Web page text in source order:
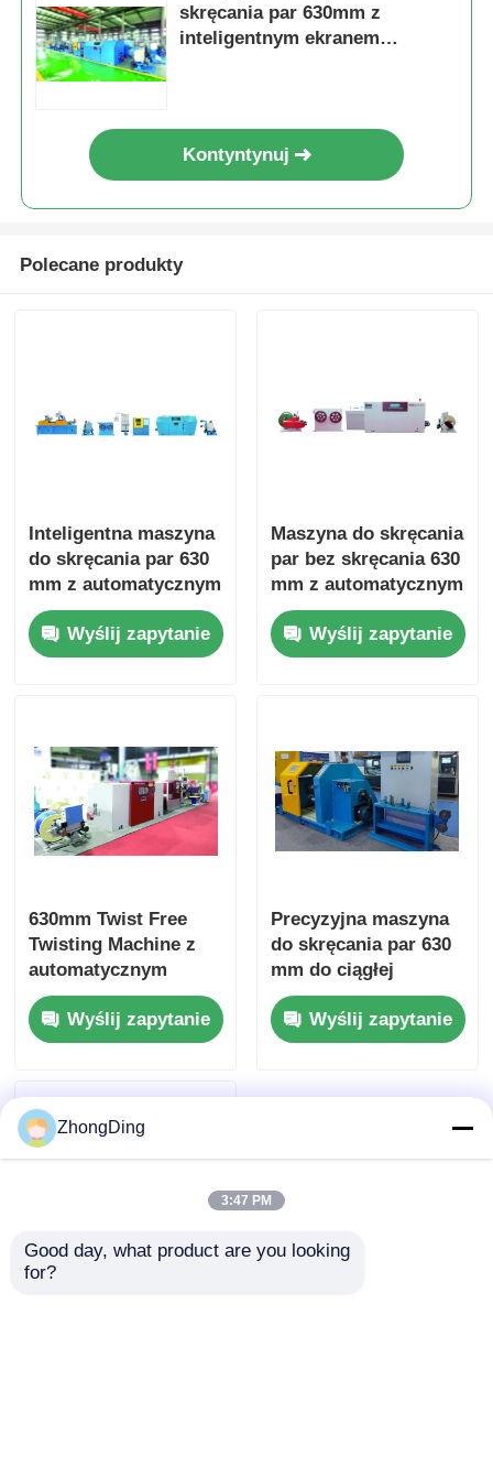
skręcania par 630mm z
inteligentnym ekranem
Kontyntynuj
Polecane produkty
Inteligentna maszyna
do skręcania par 630
mm z automatycznym
systemem
równoważenia
napięcia
Wyślij zapytanie
Maszyna do skręcania
par bez skręcania 630
mm z automatycznym
ekranem dotykowym
o stałym napięciu
Wyślij zapytanie
630mm Twist Free
Twisting Machine z
automatycznym
układem stałego
napięcia na ekranie
dotykowym
Wyślij zapytanie
Precyzyjna maszyna
do skręcania par 630
mm do ciągłej
produkcji z dużą
prędkością
Wyślij zapytanie
ZhongDing
3:47 PM
Good day, what product are you looking
for?